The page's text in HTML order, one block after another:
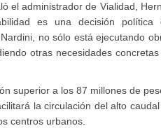
el administrador de Vialidad,
es una decisión política
no sólo está ejecutando
otras necesidades concretas
superior a los 87 millones de
la circulación del alto caudal
centros urbanos.